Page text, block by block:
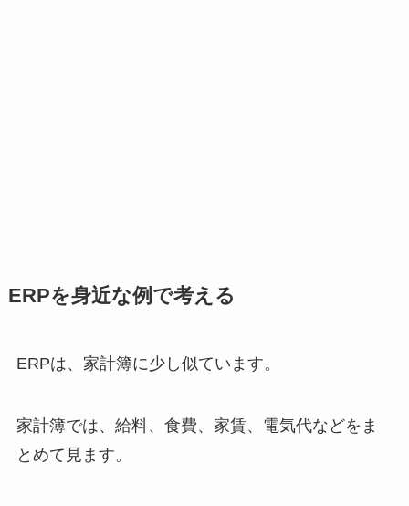
ERPを身近な例で考える
ERPは、家計簿に少し似ています。
家計簿では、給料、食費、家賃、電気代などをま
とめて見ます。